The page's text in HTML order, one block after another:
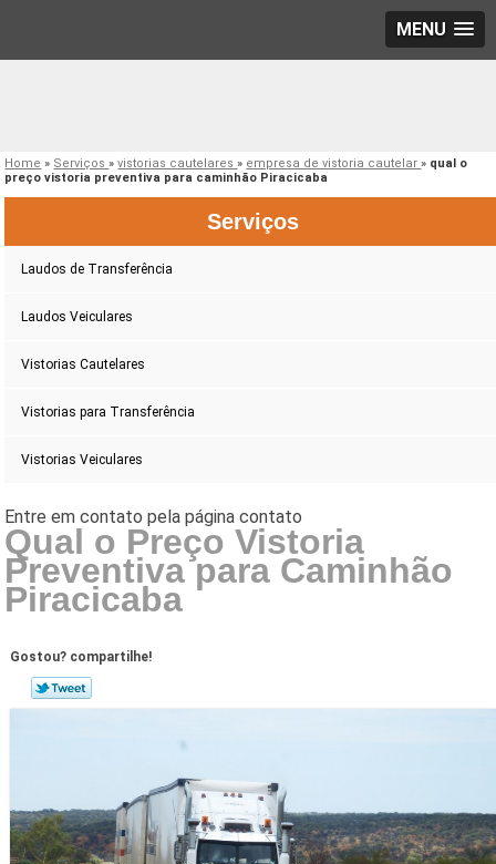
MENU
Home » Serviços»vistorias cautelares» empresa de vistoria cautelar» qual o
preço vistoria preventiva para caminhão Piracicaba
Serviços
Laudos de Transferência
Laudos Veiculares
Vistorias Cautelares
Vistorias para Transferência
Vistorias Veiculares
Qual o Preço Vistoria
Preventiva para Caminhão
Piracicaba
Gostou? compartilhe!